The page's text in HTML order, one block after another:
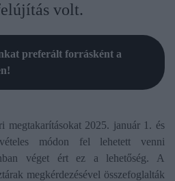
volt.
preferált forrásként a
megtakarításokat 2025. január 1. és
módon fel lehetett venni
véget ért ez a lehetőség. A
megkérdezésével összefoglalták